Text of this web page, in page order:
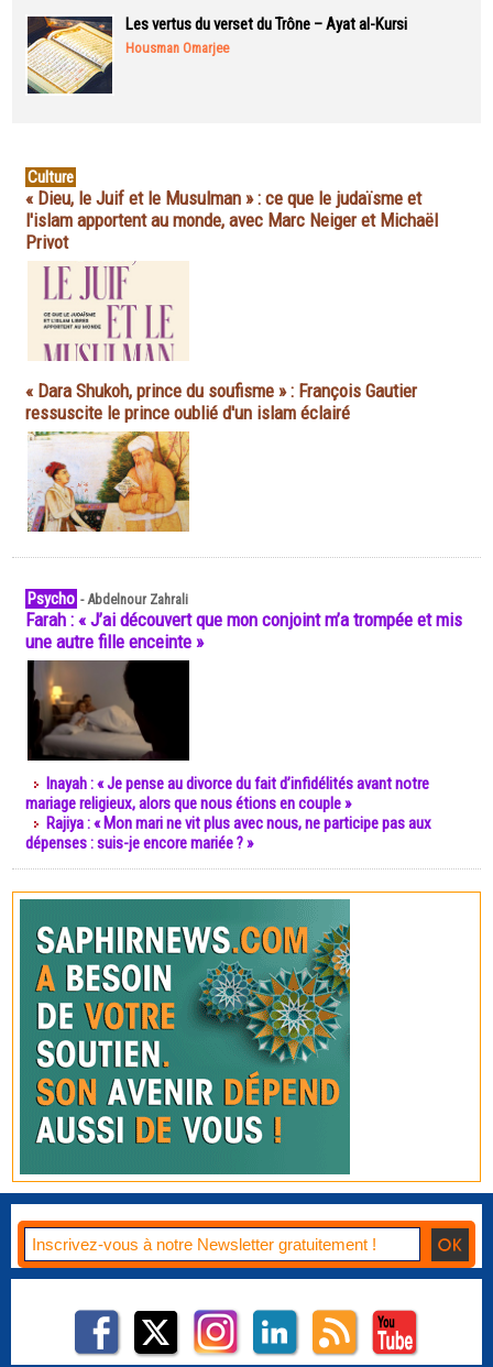
Les vertus du verset du Trône – Ayat al-Kursi
Housman Omarjee
Culture
« Dieu, le Juif et le Musulman » : ce que le judaïsme et
l'islam apportent au monde, avec Marc Neiger et Michaël
Privot
« Dara Shukoh, prince du soufisme » : François Gautier
ressuscite le prince oublié d'un islam éclairé
Psycho -Abdelnour Zahrali
Farah : « J’ai découvert que mon conjoint m’a trompée et mis
une autre fille enceinte »
Inayah : « Je pense au divorce du fait d’infidélités avant notre
mariage religieux, alors que nous étions en couple »
Rajiya : « Mon mari ne vit plus avec nous, ne participe pas aux
dépenses : suis-je encore mariée ? »